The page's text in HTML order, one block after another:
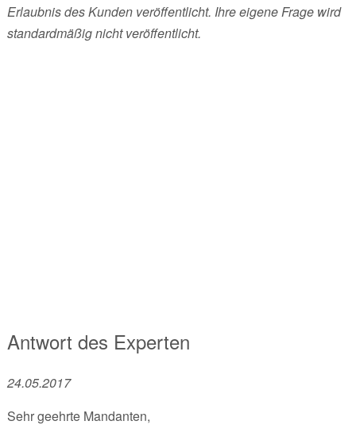
Erlaubnis des Kunden veröffentlicht. Ihre eigene Frage wird
standardmäßig nicht veröffentlicht.
Antwort des Experten
24.05.2017
Sehr geehrte Mandanten,